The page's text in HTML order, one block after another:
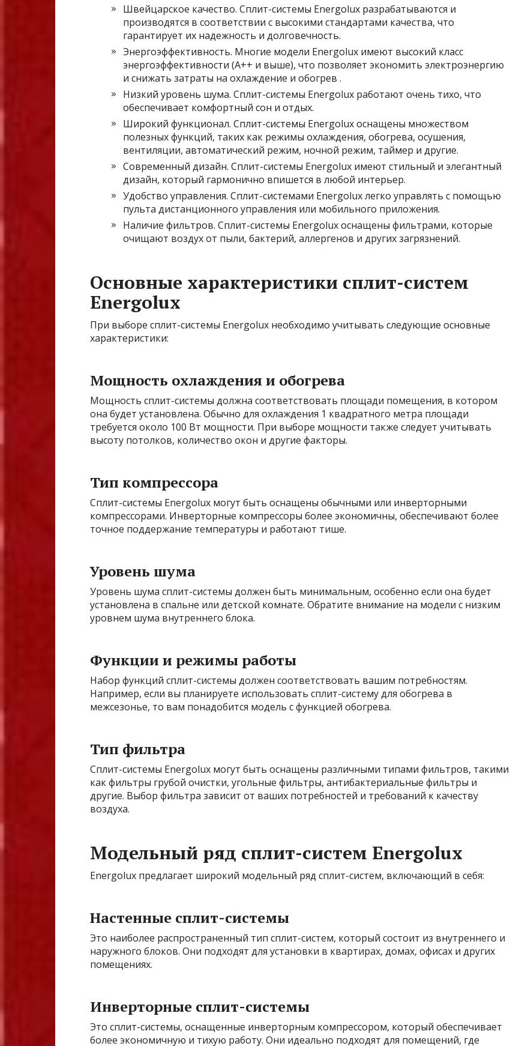
Швейцарское качество. Сплит-системы Energolux разрабатываются и
производятся в соответствии с высокими стандартами качества, что
гарантирует их надежность и долговечность.
Энергоэффективность. Многие модели Energolux имеют высокий класс
энергоэффективности (A++ и выше), что позволяет экономить электроэнергию
и снижать затраты на охлаждение и обогрев .
Низкий уровень шума. Сплит-системы Energolux работают очень тихо, что
обеспечивает комфортный сон и отдых.
Широкий функционал. Сплит-системы Energolux оснащены множеством
полезных функций, таких как режимы охлаждения, обогрева, осушения,
вентиляции, автоматический режим, ночной режим, таймер и другие.
Современный дизайн. Сплит-системы Energolux имеют стильный и элегантный
дизайн, который гармонично впишется в любой интерьер.
Удобство управления. Сплит-системами Energolux легко управлять с помощью
пульта дистанционного управления или мобильного приложения.
Наличие фильтров. Сплит-системы Energolux оснащены фильтрами, которые
очищают воздух от пыли, бактерий, аллергенов и других загрязнений.
Основные характеристики сплит-систем
Energolux
При выборе сплит-системы Energolux необходимо учитывать следующие основные
характеристики:
Мощность охлаждения и обогрева
Мощность сплит-системы должна соответствовать площади помещения, в котором
она будет установлена. Обычно для охлаждения 1 квадратного метра площади
требуется около 100 Вт мощности. При выборе мощности также следует учитывать
высоту потолков, количество окон и другие факторы.
Тип компрессора
Сплит-системы Energolux могут быть оснащены обычными или инверторными
компрессорами. Инверторные компрессоры более экономичны, обеспечивают более
точное поддержание температуры и работают тише.
Уровень шума
Уровень шума сплит-системы должен быть минимальным, особенно если она будет
установлена в спальне или детской комнате. Обратите внимание на модели с низким
уровнем шума внутреннего блока.
Функции и режимы работы
Набор функций сплит-системы должен соответствовать вашим потребностям.
Например, если вы планируете использовать сплит-систему для обогрева в
межсезонье, то вам понадобится модель с функцией обогрева.
Тип фильтра
Сплит-системы Energolux могут быть оснащены различными типами фильтров, такими
как фильтры грубой очистки, угольные фильтры, антибактериальные фильтры и
другие. Выбор фильтра зависит от ваших потребностей и требований к качеству
воздуха.
Модельный ряд сплит-систем Energolux
Energolux предлагает широкий модельный ряд сплит-систем, включающий в себя:
Настенные сплит-системы
Это наиболее распространенный тип сплит-систем, который состоит из внутреннего и
наружного блоков. Они подходят для установки в квартирах, домах, офисах и других
помещениях.
Инверторные сплит-системы
Это сплит-системы, оснащенные инверторным компрессором, который обеспечивает
более экономичную и тихую работу. Они идеально подходят для помещений, где